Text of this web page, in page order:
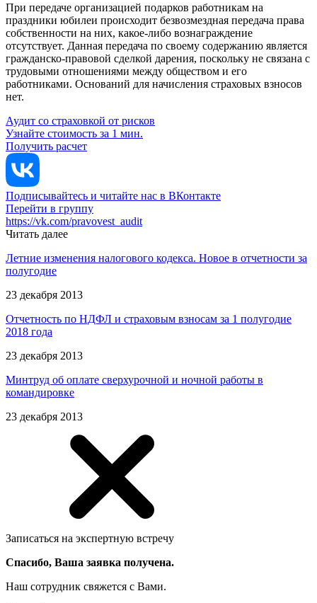
При передаче организацией подарков работникам на
праздники юбилеи происходит безвозмездная передача права
собственности на них, какое-либо вознаграждение
отсутствует. Данная передача по своему содержанию является
гражданско-правовой сделкой дарения, поскольку не связана с
трудовыми отношениями между обществом и его
работниками. Оснований для начисления страховых взносов
нет.
Аудит со страховкой от рисков
Узнайте стоимость за 1 мин.
Получить расчет
Подписывайтесь и читайте нас в ВКонтакте
Перейти в группу
https://vk.com/pravovest_audit
Читать далее
Летние изменения налогового кодекса. Новое в отчетности за
полугодие
23 декабря 2013
Отчетность по НДФЛ и страховым взносам за 1 полугодие
2018 года
23 декабря 2013
Минтруд об оплате сверхурочной и ночной работы в
командировке
23 декабря 2013
Записаться на экспертную встречу
Спасибо, Ваша заявка получена.
Наш сотрудник свяжется с Вами.